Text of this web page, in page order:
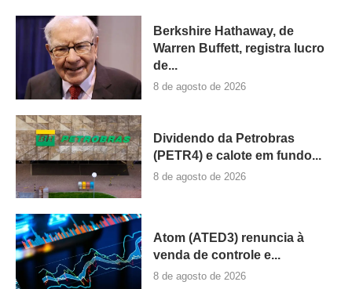
Berkshire Hathaway, de
Warren Buffett, registra lucro
de...
8 de agosto de 2026
Dividendo da Petrobras
(PETR4) e calote em fundo...
8 de agosto de 2026
Atom (ATED3) renuncia à
venda de controle e...
8 de agosto de 2026